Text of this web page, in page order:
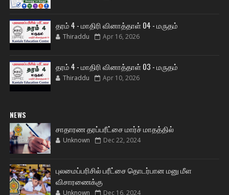
தரம் 4 - மாதிரி வினாத்தாள் 04 - மருதம்
Thiraddu Apr 16, 2026
தரம் 4 - மாதிரி வினாத்தாள் 03 - மருதம்
Thiraddu Apr 10, 2026
NEWS
சாதாரண தரப்பரீட்சை மார்ச் மாதத்தில்
Unknown Dec 22, 2024
புலமைப்பரிசில் பரீட்சை தொடர்பான மனு மீள
விசாரணைக்கு
Unknown Dec 16, 2024